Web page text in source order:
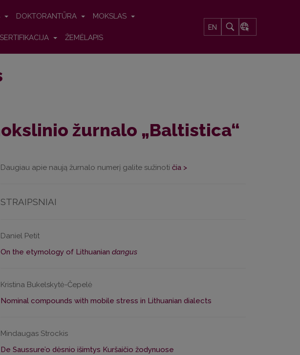
DOKTORANTŪRA MOKSLAS
ŽEMĖLAPIS
EN
žurnalo „Baltistica“
Daugiau apie naują žurnalo numerį galite sužinoti čia >
STRAIPSNIAI
Daniel Petit
On the etymology of Lithuanian dangus
Kristina Bukelskytė-Čepelė
Nominal compounds with mobile stress in Lithuanian dialects
Mindaugas Strockis
De Saussure’o dėsnio išimtys Kuršaičio žodynuose